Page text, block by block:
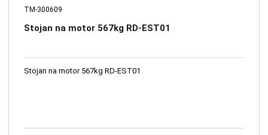
TM-300609
Stojan na motor 567kg RD-EST01
Stojan na motor 567kg RD-EST01